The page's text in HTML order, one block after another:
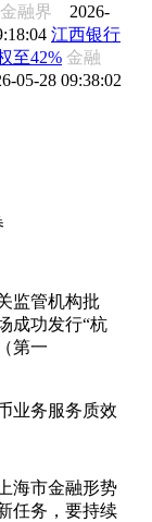
金融界 2026-
江西银行
至42% 金融
05-28 09:38:02
监管机构批
成功发行“杭
第一
业务服务质效
海市金融形势
任务，要持续